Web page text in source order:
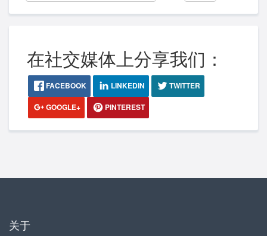
在社交媒体上分享我们：
FACEBOOK LINKEDIN
TWITTER
GOOGLE+
PINTEREST
关于